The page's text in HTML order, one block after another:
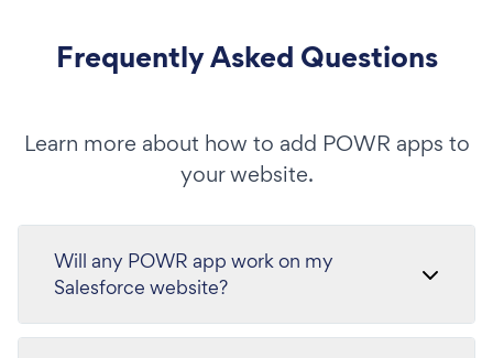
Frequently Asked Questions
Learn more about how to add POWR apps to
your website.
Will any POWR app work on my
Salesforce website?